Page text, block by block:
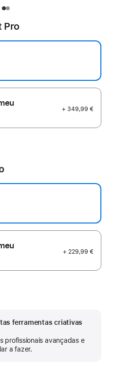
Pro
+ 349,99 €
+ 229,99 €
ferramentas criativas
profissionais avançadas e
a fazer.